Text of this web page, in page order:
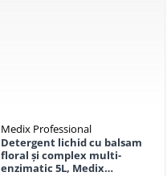
Medix Professional
Detergent lichid cu balsam
floral și complex multi-
enzimatic 5L, Medix